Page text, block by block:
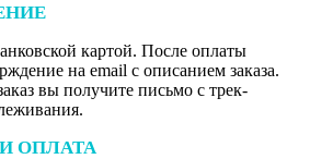
картой. После оплаты
на email с описанием заказа.
вы получите письмо с трек-
ОПЛАТА